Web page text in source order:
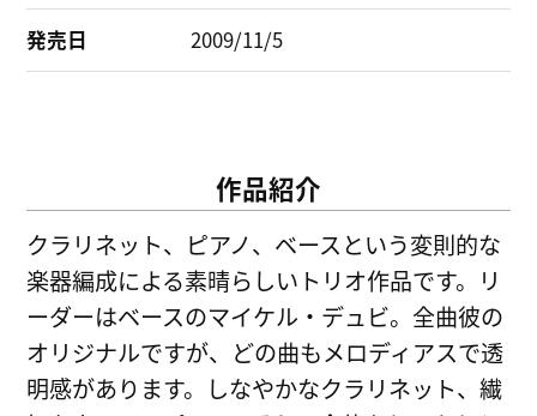
発売日 2009/11/5
作品紹介
クラリネット、ピアノ、ベースという変則的な
楽器編成による素晴らしいトリオ作品です。リ
ーダーはベースのマイケル・デュビ。全曲彼の
オリジナルですが、どの曲もメロディアスで透
明感があります。しなやかなクラリネット、繊